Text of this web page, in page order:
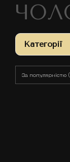
Категорії